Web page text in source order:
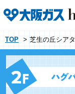
TOP 芝生の丘シア